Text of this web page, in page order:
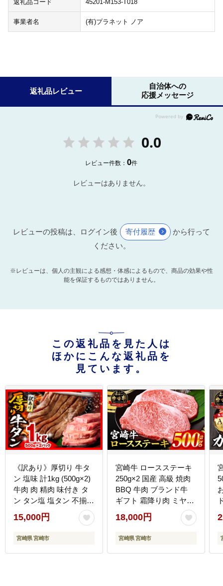
返礼品コード 45201-M153-T018
事業者名 (有)プラネット ノア
返礼品レビュー
自治体への
応援メッセージ
0.0
レビュー件数：0件
レビューはありません。
レビューの投稿は、ログイン後 寄付履歴
から行って
ください。
※レビューは、個人の主観による感想・体感によるもので、商品の効果や性
能を保証するものではありません。
この返礼品を見た人は
ほかにこんな返礼品を
見ています。
《訳あり》厚切り 牛タ
ン 塩味 計1kg (500g×2)
牛肉 肉 精肉 味付き タ
ン タン塩 塩タン 不揃い
規格外 小分け パック 簡
単調理 焼くだけ キャン
プ 焼肉 厚切り牛タン グ
宮崎市
15,000円
宮崎県 宮崎市
宮崎牛 ロースステーキ
250g×2 国産 高級 焼肉
BBQ 牛肉 ブランド牛
ギフト 霜降り肉 ミヤチ
18,000円
宮崎県 宮崎市